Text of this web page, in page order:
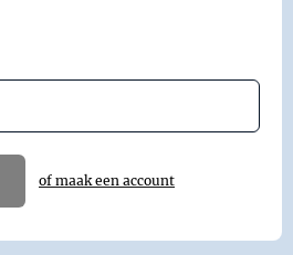
of maak een account